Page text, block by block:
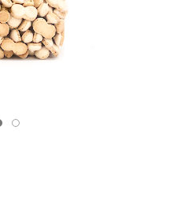
Item 1